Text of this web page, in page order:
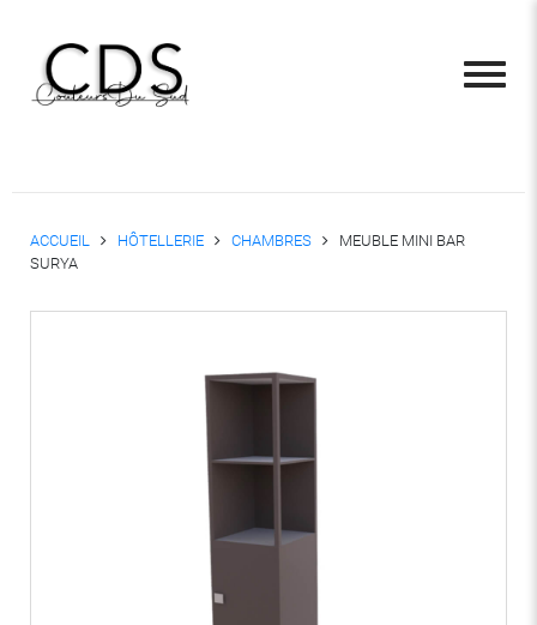
ACCUEIL HÔTELLERIE CHAMBRES
MEUBLE MINI BAR
SURYA